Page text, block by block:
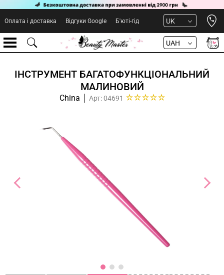
Оплата і доставка Відгуки Google Б'юті-гід UK
UAH
ІНСТРУМЕНТ БАГАТОФУНКЦІОНАЛЬНИЙ
МАЛИНОВИЙ
China Арт: 04691